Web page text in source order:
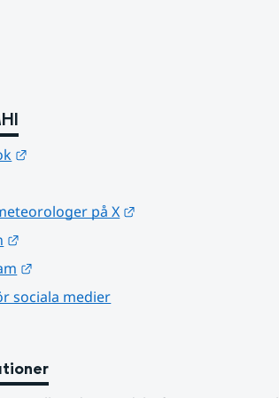
på X
sociala medier